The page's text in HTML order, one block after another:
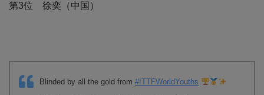
第3位 徐奕（中国）
Blinded by all the gold from #ITTFWorldYouths